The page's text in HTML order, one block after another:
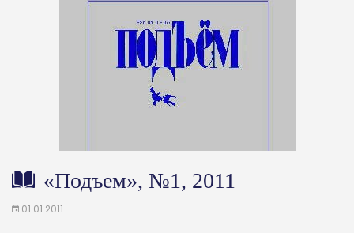
«Подъем», №1, 2011
01.01.2011